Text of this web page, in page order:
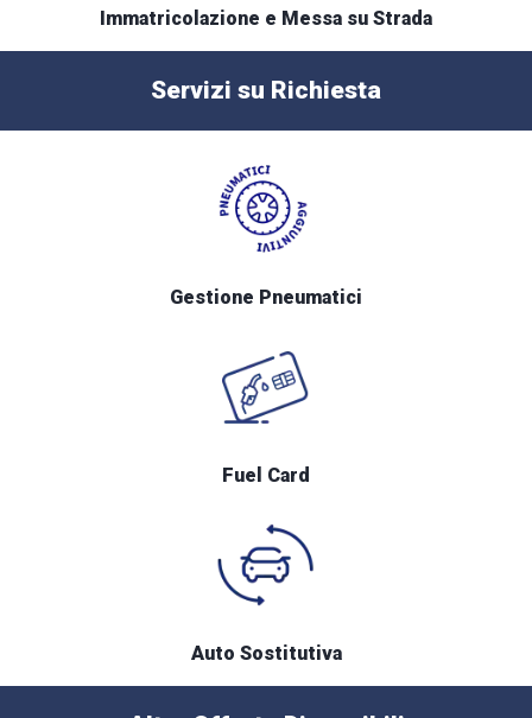
Immatricolazione e Messa su Strada
Servizi su Richiesta
Gestione Pneumatici
Fuel Card
Auto Sostitutiva